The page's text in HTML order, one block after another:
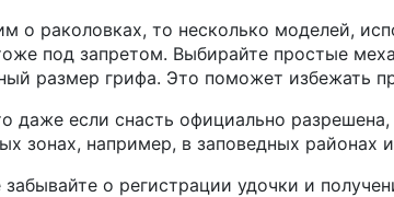
о раколовках, то несколько моделей,
под запретом. Выбирайте простые
размер грифа. Это поможет избежать
даже если снасть официально
зонах, например, в заповедных районах
забывайте о регистрации удочки и